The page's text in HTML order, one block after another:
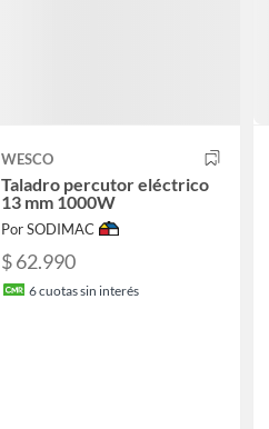
WESCO
Taladro percutor eléctrico
13 mm 1000W
Por SODIMAC
$ 62.990
6cuotas sin interés